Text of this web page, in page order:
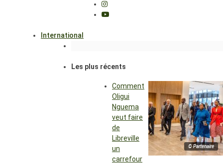
International
Les plus récents
© Partenaire
Comment
Oligui
Nguema
veut faire
de
Libreville
un
carrefour